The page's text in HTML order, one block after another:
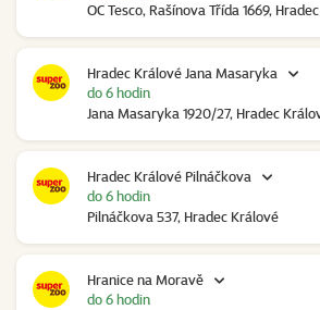
OC Tesco, Rašínova Třída 1669,
Hradec Králové Jana Masaryka
Jana Masaryka 1920/27, Hradec
do 6 hodin
Hradec Králové Pilnáčkova
Pilnáčkova 537, Hradec Králové
do 6 hodin
Hranice na Moravě
do 6 hodin